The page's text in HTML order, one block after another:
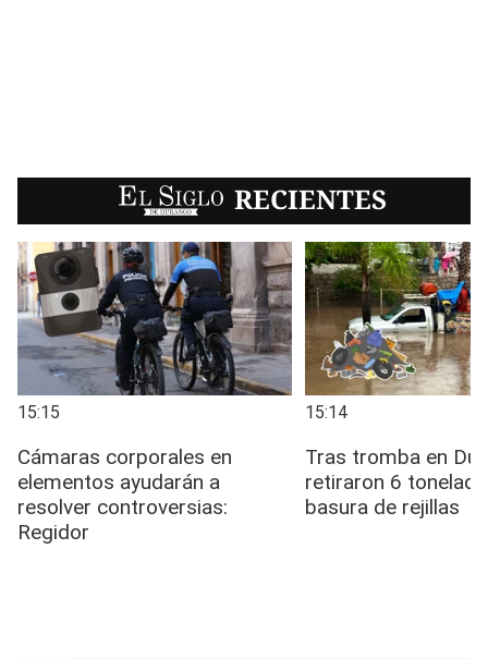
EL SIGLO RECIENTES